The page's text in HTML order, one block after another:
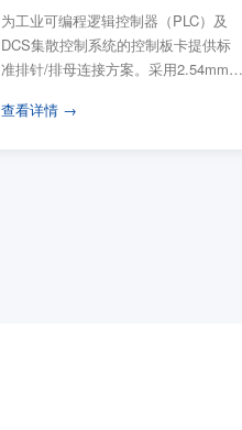
为工业可编程逻辑控制器（PLC）及
DCS集散控制系统的控制板卡提供标
准排针/排母连接方案。采用2.54mm标
查看详情 →